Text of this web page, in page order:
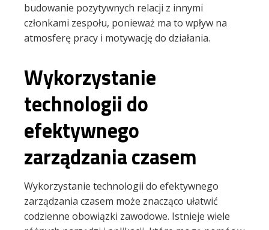
budowanie pozytywnych relacji z innymi
członkami zespołu, ponieważ ma to wpływ na
atmosferę pracy i motywację do działania.
Wykorzystanie
technologii do
efektywnego
zarządzania czasem
Wykorzystanie technologii do efektywnego
zarządzania czasem może znacząco ułatwić
codzienne obowiązki zawodowe. Istnieje wiele